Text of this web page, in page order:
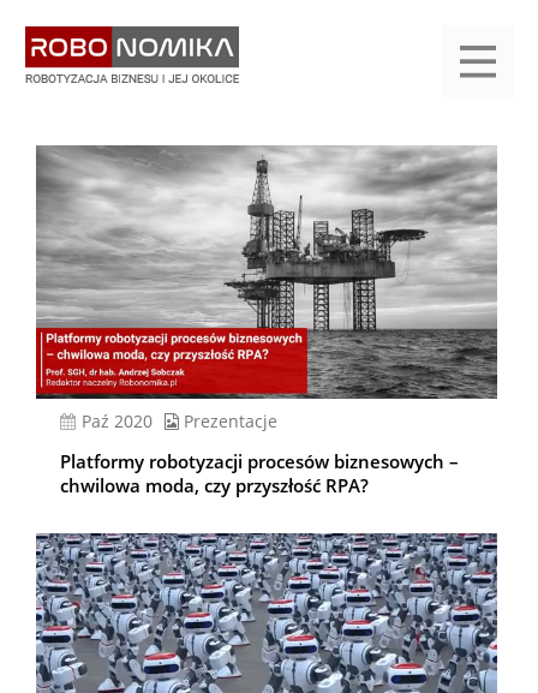
treści
yasne
main
menu
START
KALENDARIUM
KOMPENDIUM
KATEGORIE
PRACA
REJESTRACJA
LOGOWANIE
WYSZUKAJ
KONTAKT
paź 2020 Prezentacje
Platformy robotyzacji procesów biznesowych –
chwilowa moda, czy przyszłość RPA?